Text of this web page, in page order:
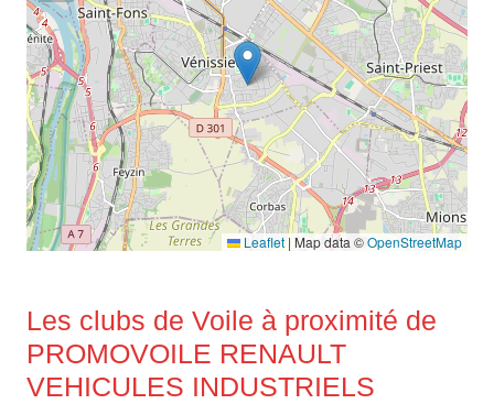
Leaflet | Map data ©OpenStreetMap
Les clubs de Voile à proximité de
PROMOVOILE RENAULT
VEHICULES INDUSTRIELS